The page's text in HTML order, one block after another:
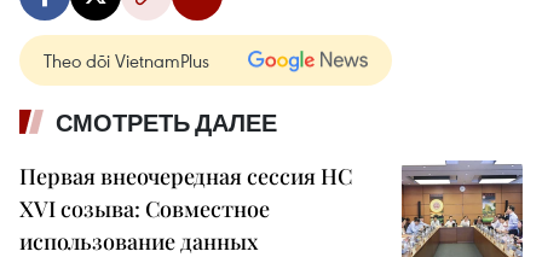
Theo dõi VietnamPlus
СМОТРЕТЬ ДАЛЕЕ
Первая внеочередная сессия НС
XVI созыва: Совместное
использование данных